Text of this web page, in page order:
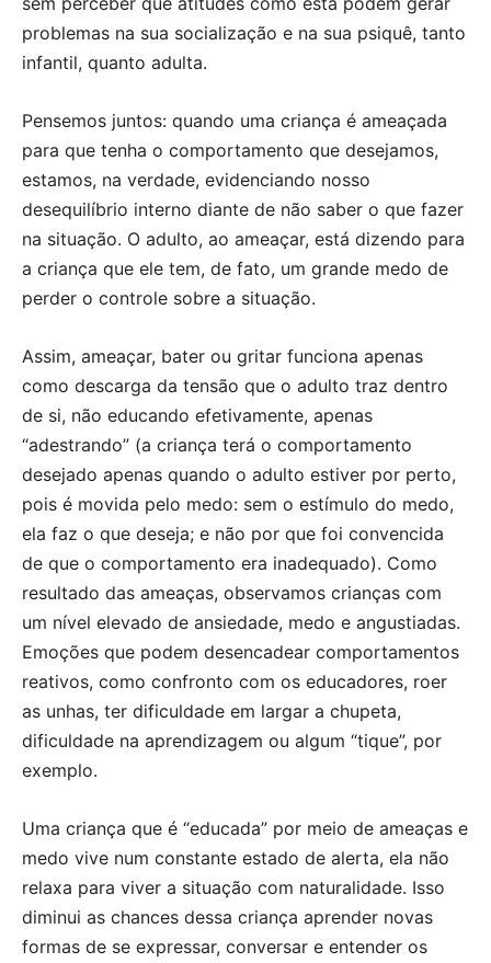
problemas na sua socialização e na sua psiquê, tanto
infantil, quanto adulta.
Pensemos juntos: quando uma criança é ameaçada
para que tenha o comportamento que desejamos,
estamos, na verdade, evidenciando nosso
desequilíbrio interno diante de não saber o que fazer
na situação. O adulto, ao ameaçar, está dizendo para
a criança que ele tem, de fato, um grande medo de
perder o controle sobre a situação.
Assim, ameaçar, bater ou gritar funciona apenas
como descarga da tensão que o adulto traz dentro
de si, não educando efetivamente, apenas
“adestrando” (a criança terá o comportamento
desejado apenas quando o adulto estiver por perto,
pois é movida pelo medo: sem o estímulo do medo,
ela faz o que deseja; e não por que foi convencida
de que o comportamento era inadequado). Como
resultado das ameaças, observamos crianças com
um nível elevado de ansiedade, medo e angustiadas.
Emoções que podem desencadear comportamentos
reativos, como confronto com os educadores, roer
as unhas, ter dificuldade em largar a chupeta,
dificuldade na aprendizagem ou algum “tique”, por
exemplo.
Uma criança que é “educada” por meio de ameaças e
medo vive num constante estado de alerta, ela não
relaxa para viver a situação com naturalidade. Isso
diminui as chances dessa criança aprender novas
formas de se expressar, conversar e entender os